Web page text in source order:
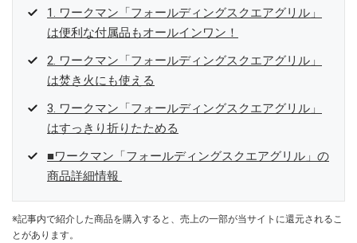
1. ワークマン「フォールディングスクエアグリル」
は便利な付属品もオールインワン！
2. ワークマン「フォールディングスクエアグリル」
は焚き火にも使える
3. ワークマン「フォールディングスクエアグリル」
はすっきり折りたためる
■ワークマン「フォールディングスクエアグリル」の
商品詳細情報
※記事内で紹介した商品を購入すると、売上の一部が当サイトに還元されるこ
とがあります。